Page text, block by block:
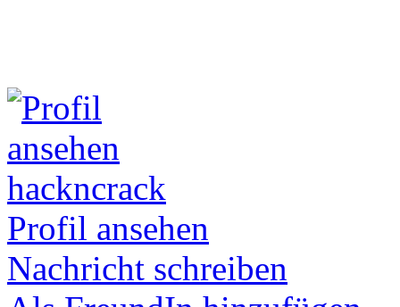
hackncrack
Profil ansehen
Nachricht schreiben